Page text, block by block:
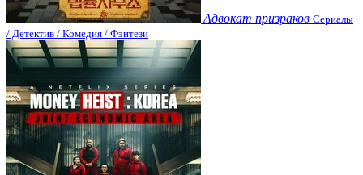
Адвокат призраков Сериалы
/ Детектив / Комедия / Фэнтези